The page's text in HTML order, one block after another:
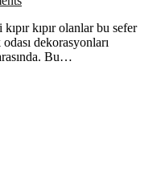
kıpır olanlar bu sefer
dekorasyonları
Bu…